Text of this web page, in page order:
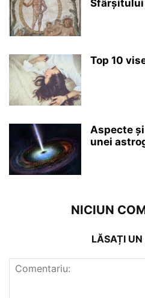
Top 10
Aspecte
unei
NICIUN
LĂSAȚI